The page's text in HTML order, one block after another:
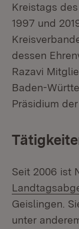
Kreistags
1997 und
dessen
Razavi
Baden-
Präsidium
Seit 2006 ist
Geislingen.
unter